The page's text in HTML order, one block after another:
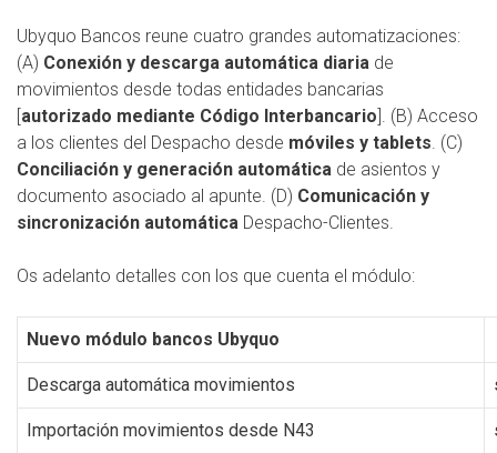
Ubyquo Bancos reune cuatro grandes automatizaciones:
(A) Conexión y descarga automática diaria de
movimientos desde todas entidades bancarias
autorizado mediante Código Interbancario ]. (B) Acceso
a los clientes del Despacho desde móviles y tablets. (C)
Conciliación y generación automática de asientos y
documento asociado al apunte. (D) Comunicación y
sincronización automática Despacho-Clientes.
Os adelanto detalles con los que cuenta el módulo:
Nuevo módulo bancos Ubyquo
Descarga automática movimientos
Importación movimientos desde N43